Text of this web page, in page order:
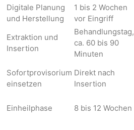
Digitale Planung
und Herstellung
1 bis 2 Wochen
vor Eingriff
Extraktion und
Insertion
Behandlungstag,
ca. 60 bis 90
Minuten
Sofortprovisorium
einsetzen
Direkt nach
Insertion
Einheilphase
8 bis 12 Wochen